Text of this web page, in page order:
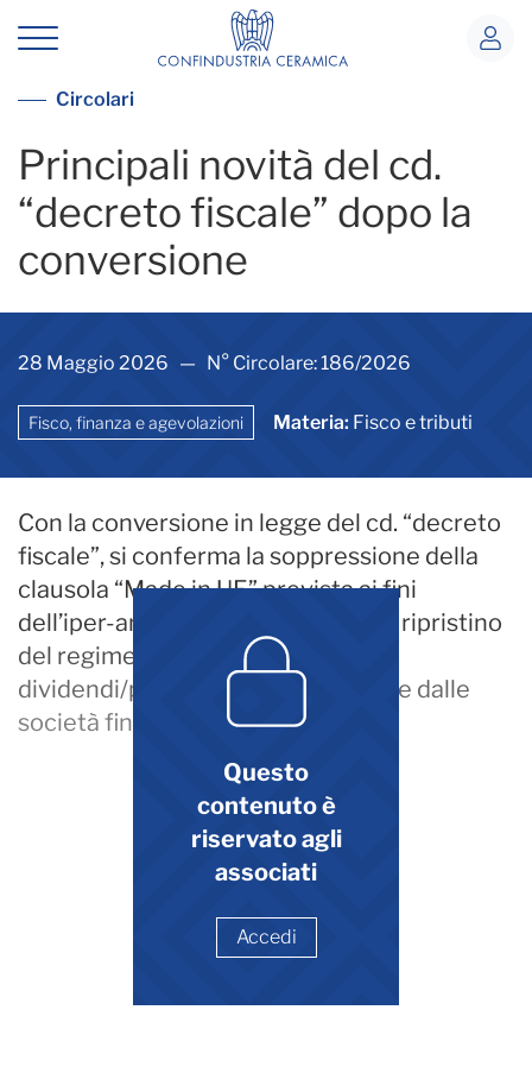
Principali novità del cd. “decreto
Vedi tutte le circolari
Circolari
Principali novità del cd.
“decreto fiscale” dopo la
conversione
28 Maggio 2026 — N° Circolare: 186/2026
Fisco, finanza e agevolazioni Materia: Fisco e tributi
Questo
contenuto è
riservato agli
associati
Accedi
Con la conversione in legge del cd. “decreto
fiscale”, si conferma la soppressione della
clausola “Made in UE” prevista ai fini
dell’iper-ammortamento nonché il ripristino
del regime di tassazione dei
dividendi/partecipazioni applicabile dalle
società fino al 2025